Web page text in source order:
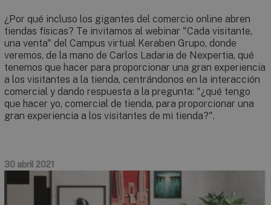
¿Por qué incluso los gigantes del comercio online abren
tiendas físicas? Te invitamos al webinar "Cada visitante,
una venta" del Campus virtual Keraben Grupo, donde
veremos, de la mano de Carlos Ladaria de Nexpertia, qué
tenemos que hacer para proporcionar una gran experiencia
a los visitantes a la tienda, centrándonos en la interacción
comercial y dando respuesta a la pregunta: "¿qué tengo
que hacer yo, comercial de tienda, para proporcionar una
gran experiencia a los visitantes de mi tienda?".
30 abril 2021